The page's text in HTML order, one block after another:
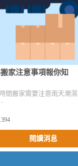
家注意事項報你知
間搬家需要注意雨天潮
閱讀消息